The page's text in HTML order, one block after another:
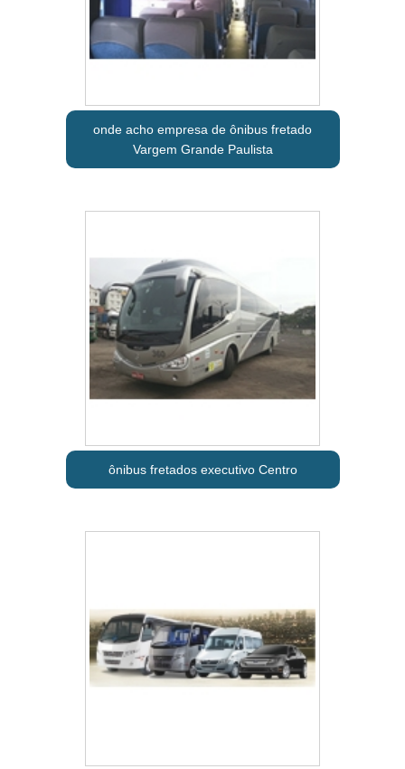
onde acho empresa de ônibus fretado
Vargem Grande Paulista
ônibus fretados executivo Centro